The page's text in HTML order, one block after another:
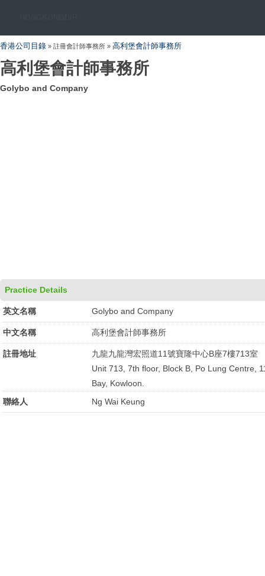
香港公司目錄 » 註冊會計師事務所 » 高利堡會計師事務所
高利堡會計師事務所
Golybo and Company
Practice Details
英文名稱 Golybo and Company
中文名稱 高利堡會計師事務所
註冊地址
九龍九龍灣宏照道11號寶隆中心B座7樓713室
Unit 713, 7th floor, Block B, Po Lung Centre,
Bay, Kowloon.
聯絡人
Ng Wai Keung